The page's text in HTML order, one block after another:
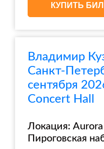
КУПИТЬ
Владимир
Санкт-
сентября
Concert Hall
Локация:
Пироговская